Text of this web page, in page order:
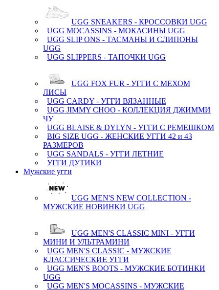
UGG SNEAKERS - КРОССОВКИ UGG
UGG MOCASSINS - МОКАСИНЫ UGG
UGG SLIP ONS - ТАСМАНЫ И СЛИПОНЫ
UGG
UGG SLIPPERS - ТАПОЧКИ UGG
UGG FOX FUR - УГГИ С МЕХОМ
ЛИСЫ
UGG CARDY - УГГИ ВЯЗАННЫЕ
UGG JIMMY CHOO - КОЛЛЕКЦИЯ ДЖИММИ
ЧУ
UGG BLAISE & DYLYN - УГГИ С РЕМЕШКОМ
BIG SIZE UGG - ЖЕНСКИЕ УГГИ 42 и 43
РАЗМЕРОВ
UGG SANDALS - УГГИ ЛЕТНИЕ
УГГИ ДУТИКИ
Мужские угги
UGG MEN'S NEW COLLECTION -
МУЖСКИЕ НОВИНКИ UGG
UGG MEN'S CLASSIC MINI - УГГИ
МИНИ И УЛЬТРАМИНИ
UGG MEN'S CLASSIC - МУЖСКИЕ
КЛАССИЧЕСКИЕ УГГИ
UGG MEN'S BOOTS - МУЖСКИЕ БОТИНКИ
UGG
UGG MEN'S MOCASSINS - МУЖСКИЕ